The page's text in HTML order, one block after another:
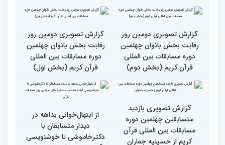
گزارش تصویری دومین روز
رقابت بخش بانوان چهلمین
دوره مسابقات بین المللی
گزارش تصویری دومین روز
رقابت بخش بانوان چهلمین
دوره مسابقات بین المللی
گزارش تصویری بازدید
متسابقین چهلمین دوره
مسابقات بین المللی قرآن
از ابتهال‌خوانی بداهه در
دیدار متسابقان با